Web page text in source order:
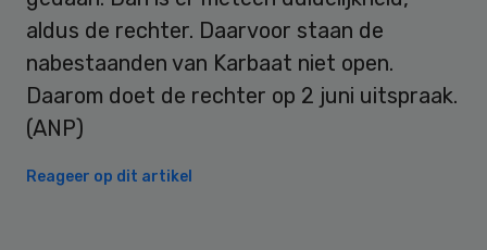
aldus de rechter. Daarvoor staan de
nabestaanden van Karbaat niet open.
Daarom doet de rechter op 2 juni uitspraak.
(ANP)
Reageer op dit artikel